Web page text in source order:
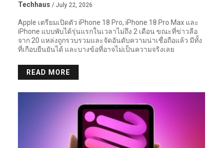
Techhaus / July 22, 2026
Apple เตรียมเปิดตัว iPhone 18 Pro, iPhone 18 Pro Max และ
iPhone แบบพับได้รุ่นแรกในเวลาไม่ถึง 2 เดือน ขณะที่ข่าวลือ
จาก 20 แหล่งถูกรวบรวมและจัดอันดับความน่าเชื่อถือแล้ว มีทั้ง
ที่เกือบยืนยันได้ และบางข้อที่อาจไม่เป็นความจริงเลย
READ MORE